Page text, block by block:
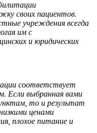
своих пациентов.
учреждения всегда
им с
и юридических
соответствует
Если выбранная вами
то и результат
ценами
плохое питание и